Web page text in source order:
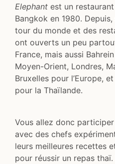
Elephant est un
Bangkok en 1980.
tour du monde et des
ont ouverts un peu
France, mais aussi
Moyen-Orient, Londres,
Bruxelles pour l’Europe,
pour la Thaïlande.
Vous allez donc
avec des chefs
leurs meilleures recettes
pour réussir un repas